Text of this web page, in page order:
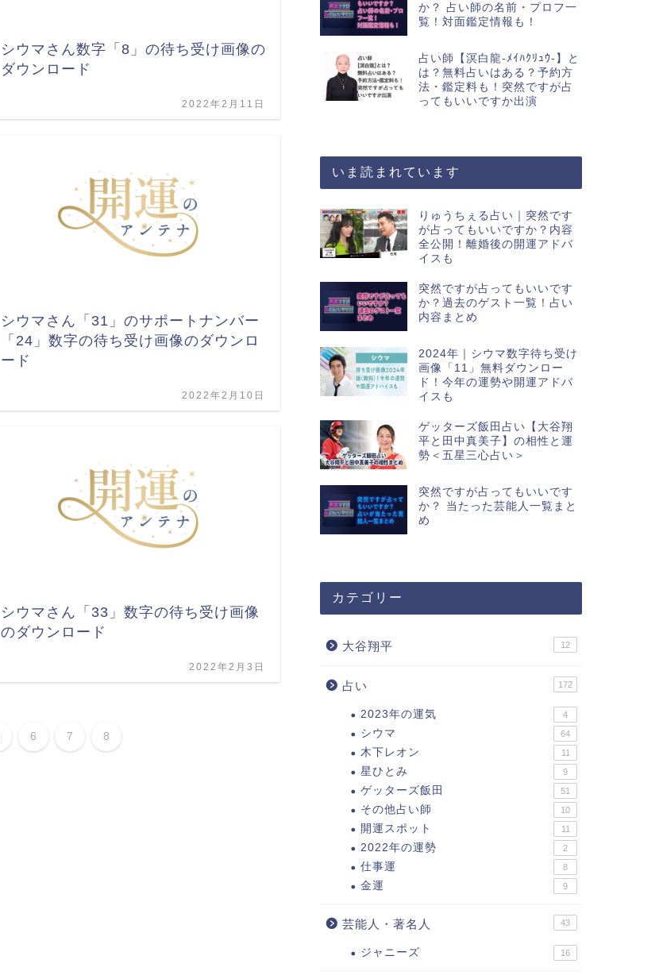
シウマさん数字「8」の待ち受け画像の
ダウンロード
2022年2月11日
シウマさん「31」のサポートナンバー
「24」数字の待ち受け画像のダウンロ
ード
2022年2月10日
シウマさん「33」数字の待ち受け画像
のダウンロード
2022年2月3日
6 7 8
か？ 占い師の名前・プロフ一
覧！対面鑑定情報も！
占い師【溟白龍-ﾒｲﾊｸﾘｭｳ-】と
は？無料占いはある？予約方
法・鑑定料も！突然ですが占
ってもいいですか出演
いま読まれています
りゅうちぇる占い｜突然です
が占ってもいいですか？内容
全公開！離婚後の開運アドバ
イスも
突然ですが占ってもいいです
か？過去のゲスト一覧！占い
内容まとめ
2024年｜シウマ数字待ち受け
画像「11」無料ダウンロー
ド！今年の運勢や開運アドバ
イスも
ゲッターズ飯田占い【大谷翔
平と田中真美子】の相性と運
勢＜五星三心占い＞
突然ですが占ってもいいです
か？ 当たった芸能人一覧まと
め
カテゴリー
大谷翔平 12
占い 172
2023年の運気 4
シウマ 64
木下レオン 11
星ひとみ 9
ゲッターズ飯田 51
その他占い師 10
開運スポット 11
2022年の運勢 2
仕事運 8
金運 9
芸能人・著名人 43
ジャニーズ 16